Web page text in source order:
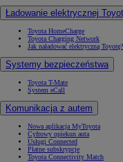
Ładowanie elektrycznej
Toyota HomeCharge
Toyota Charging Network
Jak naładować elektryczną Toyotę?
Systemy bezpieczeństwa
Toyota T-Mate
System eCall
Komunikacja z autem
Nowa aplikacja MyToyota
Cyfrowy opiekun auta
Usługi Connected
Płatne subskrypcje
Toyota Connectivity Match